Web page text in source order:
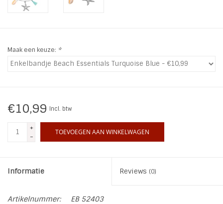
LIFESTYLE PRODUCTEN
SALE
Maak een keuze: *
€10,99 Incl. btw
+
-
TOEVOEGEN AAN WINKELWAGEN
Informatie Reviews (0)
Artikelnummer:
EB 52403